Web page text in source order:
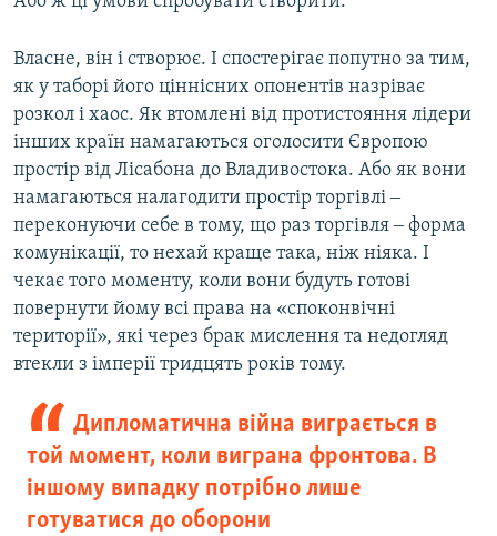
Власне, він і створює. І спостерігає попутно за тим,
як у таборі його ціннісних опонентів назріває
розкол і хаос. Як втомлені від протистояння лідери
інших країн намагаються оголосити Європою
простір від Лісабона до Владивостока. Або як вони
намагаються налагодити простір торгівлі ‒
переконуючи себе в тому, що раз торгівля ‒ форма
комунікації, то нехай краще така, ніж ніяка. І
чекає того моменту, коли вони будуть готові
повернути йому всі права на «споконвічні
території», які через брак мислення та недогляд
втекли з імперії тридцять років тому.
Дипломатична війна виграється в
той момент, коли виграна фронтова. В
іншому випадку потрібно лише
готуватися до оборони